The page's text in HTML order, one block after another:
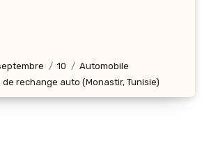
10
Automobile
rechange auto (Monastir, Tunisie)